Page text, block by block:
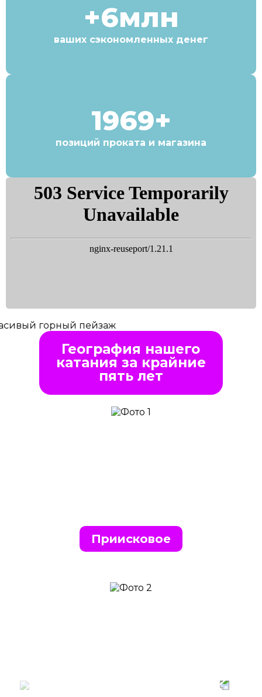
+6млн
ваших сэкономленных денег
1969+
позиций проката и магазина
География нашего
катания за крайние
пять лет
Приисковое